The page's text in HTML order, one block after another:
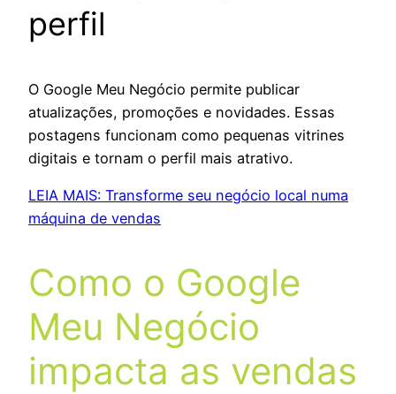
perfil
O Google Meu Negócio permite publicar
atualizações, promoções e novidades. Essas
postagens funcionam como pequenas vitrines
digitais e tornam o perfil mais atrativo.
LEIA MAIS: Transforme seu negócio local numa
máquina de vendas
Como o Google
Meu Negócio
impacta as vendas